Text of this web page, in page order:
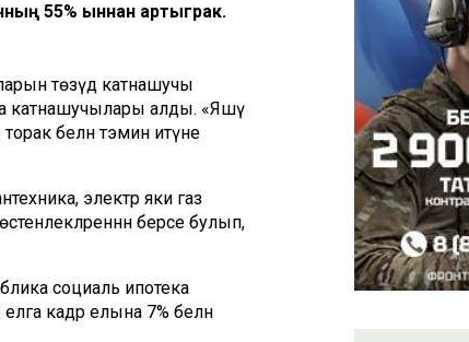
55% ыннан артыграк.
төзүдә катнашучы
катнашучылары алды. «Яшәү
белән тәэмин итүне
электр яки газ
берсе булып,
социаль ипотека
кадәр елына 7% белән